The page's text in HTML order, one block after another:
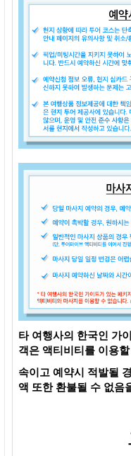
타 여행사의 한국인 가
객은 액티비티를 이용
속이고 예약시 적발될
액 또한 환불될 수 없음